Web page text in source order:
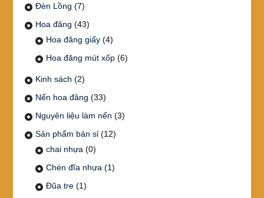
Đèn Lồng (7)
Hoa đăng (43)
Hoa đăng giấy (4)
Hoa đăng mút xốp (6)
Kinh sách (2)
Nến hoa đăng (33)
Nguyên liệu làm nến (3)
Sản phẩm bán sỉ (12)
chai nhựa (0)
Chén đĩa nhựa (1)
Đũa tre (1)